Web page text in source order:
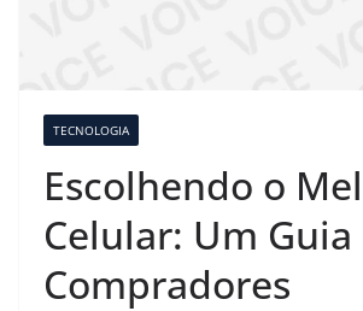
TECNOLOGIA
Escolhendo o
Celular: Um
Compradores